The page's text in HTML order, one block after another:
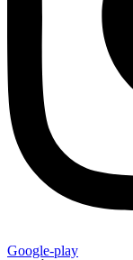
Google-play